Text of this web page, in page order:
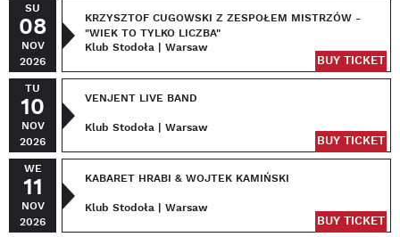
SU
08
NOV
2026
KRZYSZTOF CUGOWSKI Z ZESPOŁEM MISTRZÓW -
"WIEK TO TYLKO LICZBA"
Klub Stodoła | Warsaw
BUY TICKET
TU
10
NOV
2026
VENJENT LIVE BAND
Klub Stodoła | Warsaw
BUY TICKET
WE
11
NOV
2026
KABARET HRABI & WOJTEK KAMIŃSKI
Klub Stodoła | Warsaw
BUY TICKET